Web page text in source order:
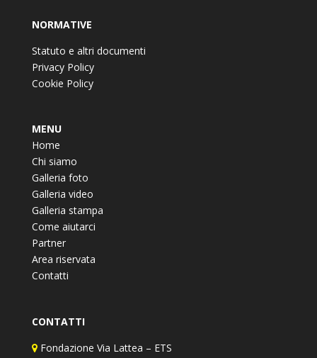
NORMATIVE
Statuto e altri documenti
Privacy Policy
Cookie Policy
MENU
Home
Chi siamo
Galleria foto
Galleria video
Galleria stampa
Come aiutarci
Partner
Area riservata
Contatti
CONTATTI
Fondazione Via Lattea – ETS